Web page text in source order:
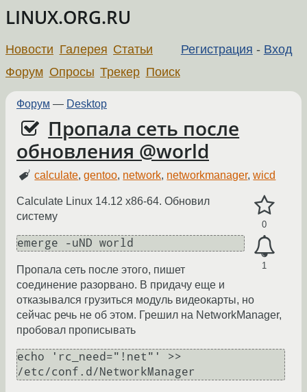
LINUX.ORG.RU
Регистрация - Вход
Новости Галерея Статьи
Форум Опросы Трекер Поиск
Форум — Desktop
Пропала сеть после
обновления @world
calculate,gentoo, network, networkmanager,wicd
0
1
Calculate Linux 14.12 x86-64. Обновил
систему
emerge -uND world
Пропала сеть после этого, пишет
соединение разорвано. В придачу еще и
отказывался грузиться модуль видеокарты, но
сейчас речь не об этом. Грешил на NetworkManager,
пробовал прописывать
echo 'rc_need="!net"' >>
/etc/conf.d/NetworkManager